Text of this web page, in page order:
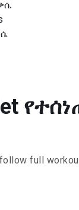
full